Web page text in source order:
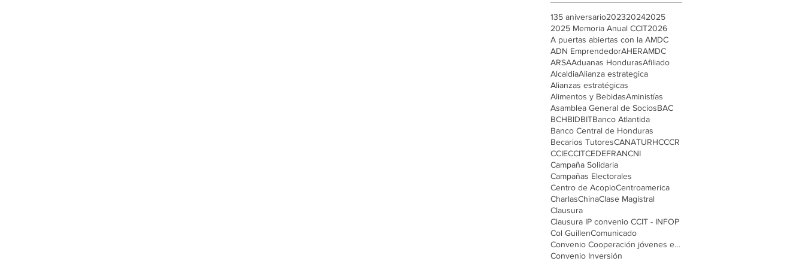
135 aniversario202320242025
2025 Memoria Anual CCIT2026
A puertas abiertas con la AMDC
ADN EmprendedorAHERAMDC
ARSAAduanas HondurasAfiliado
AlcaldiaAlianza estrategica
Alianzas estratégicas
Alimentos y BebidasAministías
Asamblea General de SociosBAC
BCHBIDBITBanco Atlantida
Banco Central de Honduras
Becarios TutoresCANATURHCCCR
CCIECCITCEDEFRANCNI
Campaña Solidaria
Campañas Electorales
Centro de AcopioCentroamerica
CharlasChinaClase Magistral
Clausura
Clausura IP convenio CCIT - INFOP
Col GuillenComunicado
Convenio Cooperación jóvenes emprendedores
Convenio Inversión